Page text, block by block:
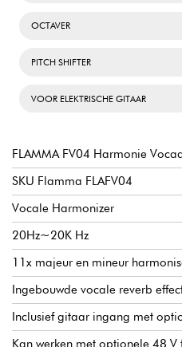
OCTAVER
PITCH SHIFTER
VOOR ELEKTRISCHE GITAAR
FLAMMA FV04 Harmonie
SKU Flamma FLAFV04
Vocale Harmonizer
20Hz~20K Hz
11x majeur en mineur
Ingebouwde vocale reverb
Inclusief gitaar ingang met
Kan werken met optionele 48